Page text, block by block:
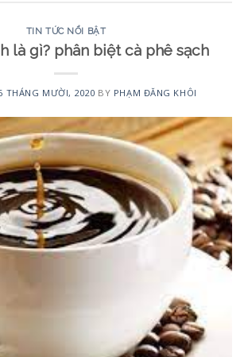
TIN TỨC NỔI BẬT
là gì? phân biệt cà phê sạch
THÁNG MƯỜI, 2020 BY PHẠM ĐĂNG KHÔI